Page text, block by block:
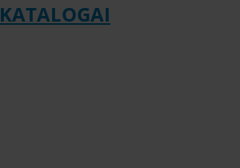
KATALOGAI